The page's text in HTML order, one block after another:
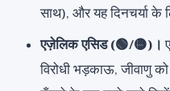
साथ), और यह दिनचर्या के
एज़ेलिक एसिड (🟢/🟡)।
विरोधी भड़काऊ, जीवाणु